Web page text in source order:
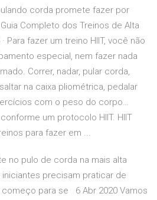
corda promete fazer por
Completo dos Treinos de Alta
Para fazer um treino HIIT, você não
especial, nem fazer nada
Correr, nadar, pular corda,
na caixa pliométrica, pedalar
com o peso do corpo…
um protocolo HIIT. HIIT
para fazer em ...
no pulo de corda na mais alta
precisam praticar de
para se 6 Abr 2020 Vamos